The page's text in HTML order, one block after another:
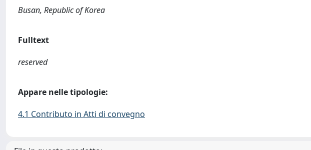
Busan, Republic of Korea
Fulltext
reserved
Appare nelle tipologie:
4.1 Contributo in Atti di convegno